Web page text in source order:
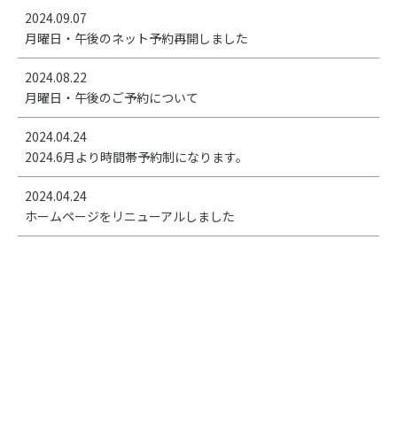
2024.09.07
月曜日・午後のネット予約再開しました
2024.08.22
月曜日・午後のご予約について
2024.04.24
2024.6月より時間帯予約制になります。
2024.04.24
ホームページをリニューアルしました